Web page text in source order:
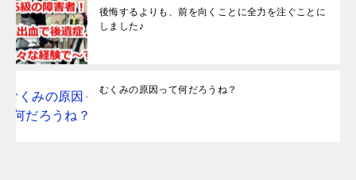
後悔するよりも、前を向くことに全力を注ぐことに
しました♪
むくみの原因って何だろうね？